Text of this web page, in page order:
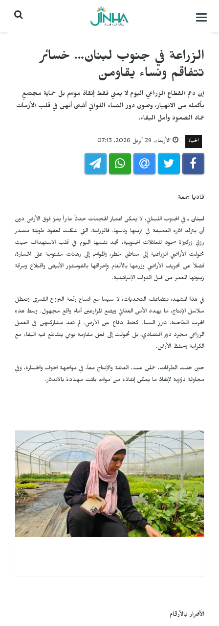
التحكم
الزراعة في جنوب لبنان… خسائر
تتفاقم ونساء يقاومن
إن دعم القطاع الزراعي اليوم لا يعني فقط إنقاذ موسم بل حماية مجتمعٍ
بأكمله من الانهيار، وصون دور النساء اللواتي أثبتن أنهن في قلب الأزمات
عماد الصمود وأمل البقاء.
الحياة الأربعاء, 29 أبريل 2026, 07:13
فاديا جمعة
لبنان ـ في الجنوب اللبناني، لا يمكن اعتبار الهجمات حدثاً عابراً يمرّ فوق الأرض دون
أن يترك آثاره العميقة في تربتها وناسها. فالزراعة، التي شكلت لعقود طويلة مصدر
رزقٍ وركيزة صمود للعائلات الجنوبية، تجد نفسها اليوم في قلب الاستهداف حيث
تحولت الأراضي الزراعية إلى مناطق خطر، والمواسم إلى رهانات مفتوحة على الخسارة،
فضلاً عن تجريف الأراضي وزرعها بالألغام وإحراقها بالفوسفور الأبيض واقتلاع وسرقة
زيتونها المعمر من قبل القوات الإسرائيلية.
في هذا المشهد، تتضاعف التحديات، لا سيما مع اتساع رقعة النزوح القسري وتعطل
سلاسل الإنتاج، ما يهدد الأمن الغذائي ويضع المزارعين أمام واقع مجهول. وسط هذه
الحرب الطاحنة، تبرز النساء كخط دفاع عن الأرض. لم تعد مشاركتهن في العمل
الزراعي مجرد دور اقتصادي، بل تحولت إلى فعل مقاومة يومي يتقاطع فيه البقاء مع
الكرامة وحفظ الأرض.
حين خلت الطرقات، حملن عبء العائلة والإنتاج معاً، في مواجهة الخوف والخسارة، وفي
محاولة دؤوبة لإنقاذ ما يمكن إنقاذه من مواسم باتت مهددة بالاندثار.
الأضرار بالأرقام